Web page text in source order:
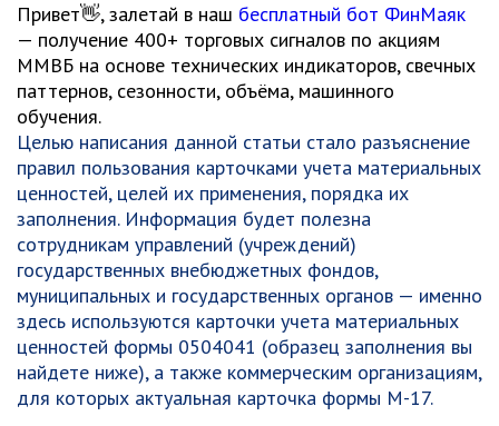
Привет👋, залетай в наш бесплатный бот ФинМаяк
— получение 400+ торговых сигналов по акциям
ММВБ на основе технических индикаторов, свечных
паттернов, сезонности, объёма, машинного
обучения.
Целью написания данной статьи стало разъяснение
правил пользования карточками учета материальных
ценностей, целей их применения, порядка их
заполнения. Информация будет полезна
сотрудникам управлений (учреждений)
государственных внебюджетных фондов,
муниципальных и государственных органов — именно
здесь используются карточки учета материальных
ценностей формы 0504041 (образец заполнения вы
найдете ниже), а также коммерческим организациям,
для которых актуальная карточка формы М-17.